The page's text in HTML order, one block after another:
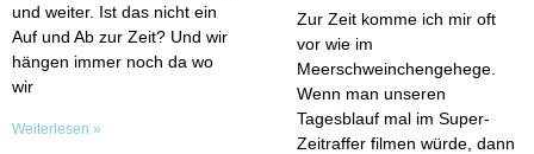
und weiter. Ist das nicht ein
Auf und Ab zur Zeit? Und wir
hängen immer noch da wo
wir
Weiterlesen »
Zur Zeit komme ich mir oft
vor wie im
Meerschweinchengehege.
Wenn man unseren
Tagesblauf mal im Super-
Zeitraffer filmen würde, dann